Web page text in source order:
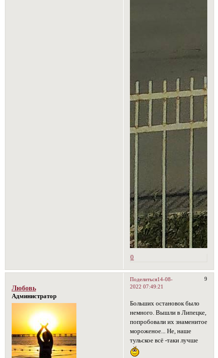
0
Поделиться 9
14-08-
2022 07:49:21
Любовь
Администратор
Больших остановок было
немного. Вышли в Липецке,
попробовали их знаменитое
мороженое... Не, наше
тульское всё -таки лучше